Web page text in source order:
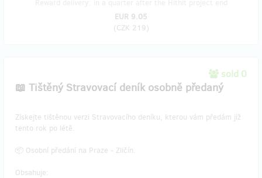
EUR 9.05
(CZK 219)
sold 0
📖 Tištěný Stravovací deník osobně předaný
​Získejte tištěnou verzi Stravovacího deníku, kterou vám předám již
tento rok po létě.
📦 Osobní předání na Praze - Zličín.
Obsahuje: